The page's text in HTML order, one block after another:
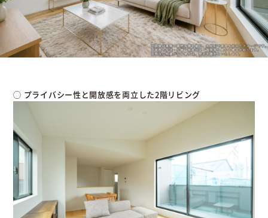
◯ プライバシー性と開放感を両立した2階リビング